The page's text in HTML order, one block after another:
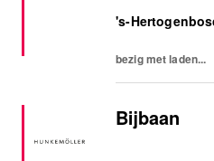
's-
bezig met laden...
Bijbaan